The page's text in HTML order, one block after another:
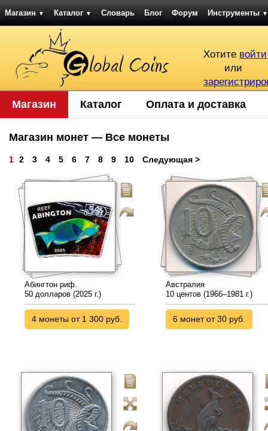
Магазин ▼ Каталог ▼ Словарь Блог Форум Инструменты ▼
Хотите
или
Магазин Каталог Оплата и доставка
Магазин монет — Все монеты
1 2 3 4 5 6 7 8 9 10 Следующая >
Абингтон риф.
50 долларов (2025 г.)
4 монеты от 1 300 руб.
Австралия
10 центов (1966–1981 г.)
6 монет от 30 руб.